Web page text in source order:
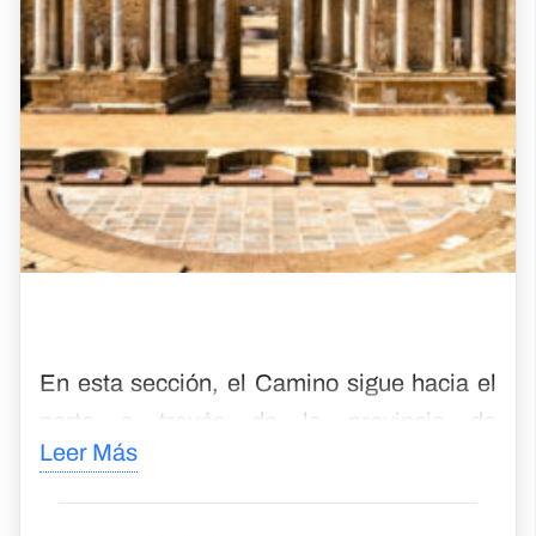
alcornoque y flores silvestres durante todo
el año.
Easy
Challenge
Ene Feb Abr Jul
Ago
Sep
Oct Nov Dic
peaceful charm.
€